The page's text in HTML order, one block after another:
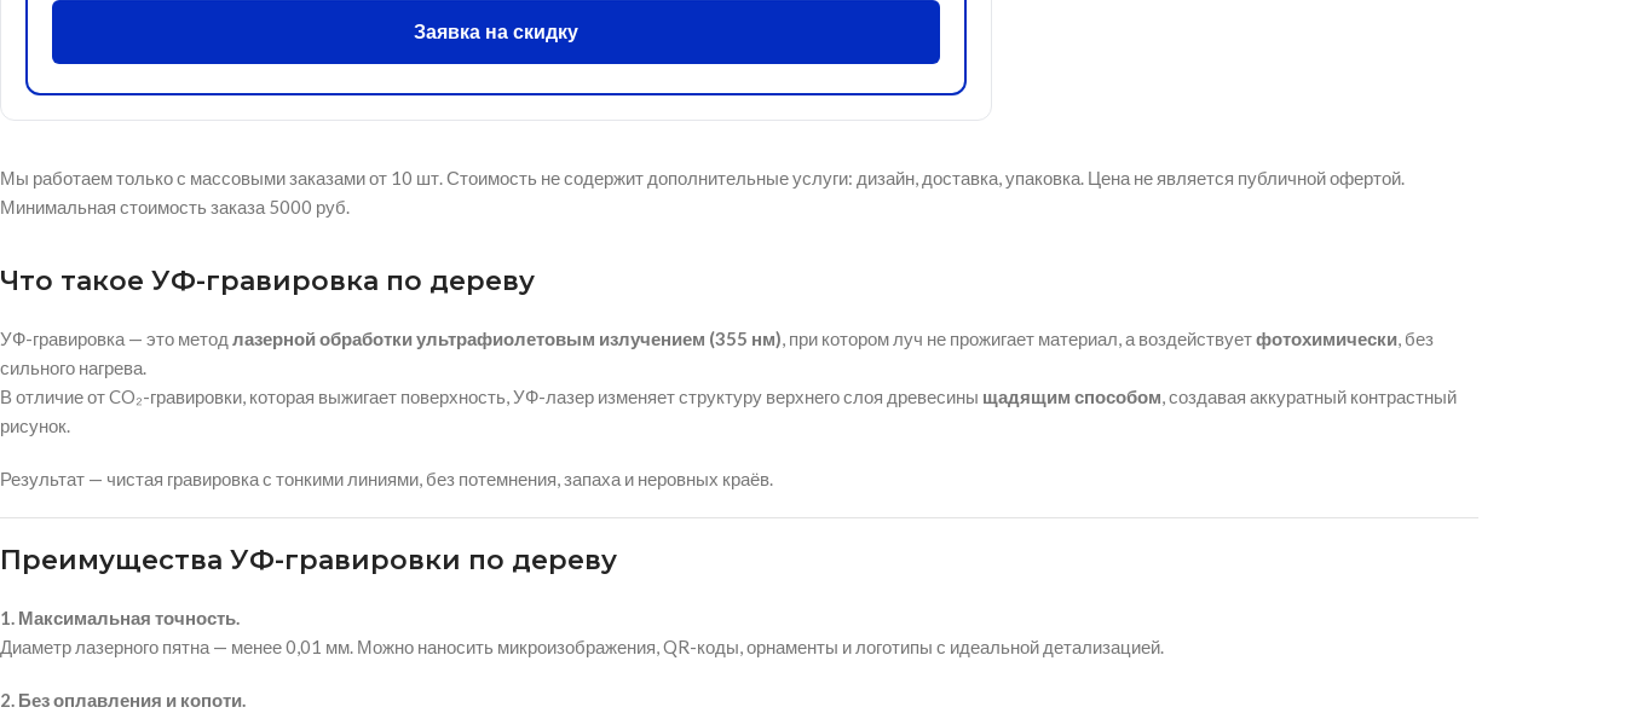
Заявка на скидку
Мы работаем только с массовыми заказами от 10 шт. Стоимость не содержит дополнительные услуги: дизайн, доставка, упаковка. Цена не является публичной офертой.
Минимальная стоимость заказа 5000 руб.
Что такое УФ-гравировка по дереву
УФ-гравировка — это метод лазерной обработки ультрафиолетовым излучением (355 нм), при котором луч не прожигает материал, а воздействуетфотохимически, без
сильного нагрева.
В отличие от CO₂-гравировки, которая выжигает поверхность, УФ-лазер изменяет структуру верхнего слоя древесины щадящим способом, создавая аккуратный контрастный
рисунок.
Результат — чистая гравировка с тонкими линиями, без потемнения, запаха и неровных краёв.
Преимущества УФ-гравировки по дереву
1. Максимальная точность.
Диаметр лазерного пятна — менее 0,01 мм. Можно наносить микроизображения, QR-коды, орнаменты и логотипы с идеальной детализацией.
2. Без оплавления и копоти.